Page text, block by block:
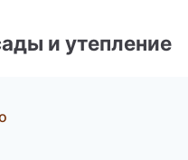
и утепление